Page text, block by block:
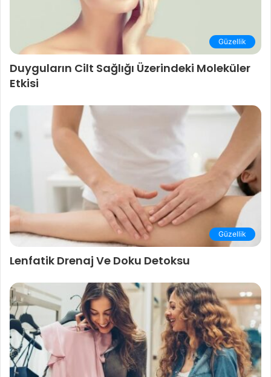
Güzellik
Duyguların Cilt Sağlığı Üzerindeki Moleküler
Etkisi
Güzellik
Lenfatik Drenaj Ve Doku Detoksu